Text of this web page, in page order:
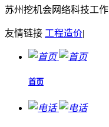
苏州挖机会网络科技工
友情链接 工程造价|
首页